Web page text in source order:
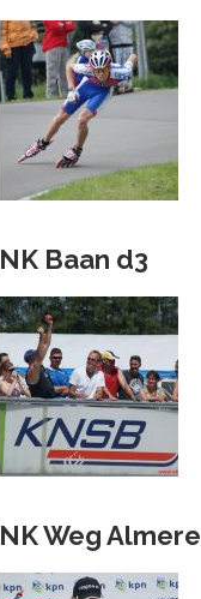
NK Baan d3
NK Weg Almere